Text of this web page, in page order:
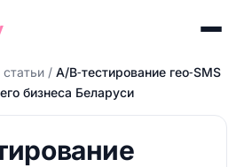
/ A/B‑тестирование гео‑SMS
бизнеса Беларуси